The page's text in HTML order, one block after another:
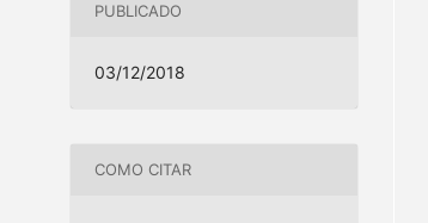
PUBLICADO
03/12/2018
COMO CITAR